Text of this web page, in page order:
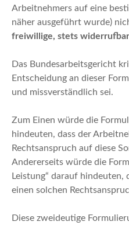
Arbeitnehmers auf eine
näher ausgeführt wurde)
freiwillige, stets
Das Bundesarbeitsgericht
Entscheidung an dieser
und missverständlich sei.
Zum Einen würde die
hindeuten, dass der
Rechtsanspruch auf diese
Andererseits würde die
Leistung“ darauf hindeuten,
einen solchen
Diese zweideutige